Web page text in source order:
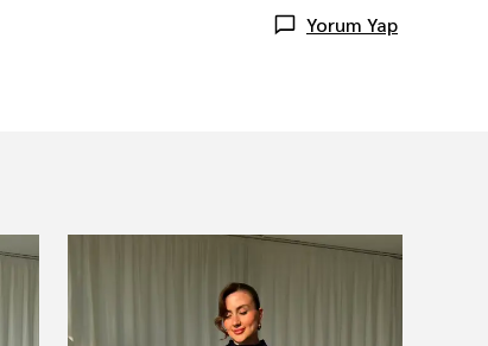
Yorum Yap